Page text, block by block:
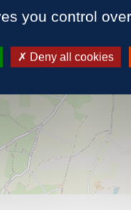
you control
Deny all cookies